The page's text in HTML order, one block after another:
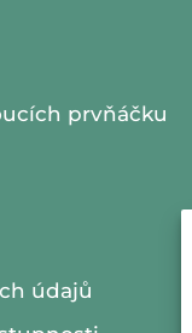
prvňáčku
údajů